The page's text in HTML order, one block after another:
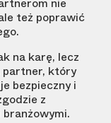
też poprawić
na karę, lecz
partner, który
bezpieczny i
z